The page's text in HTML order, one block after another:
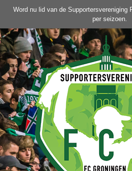
de
inhoud
Word nu lid van de Supportersvereniging
per seizoen.